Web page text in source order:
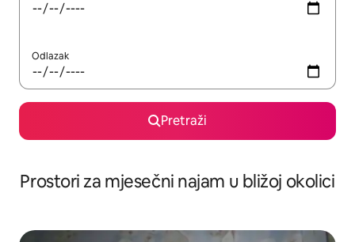
Odlazak
Pretraži
Prostori za mjesečni najam u bližoj okolici